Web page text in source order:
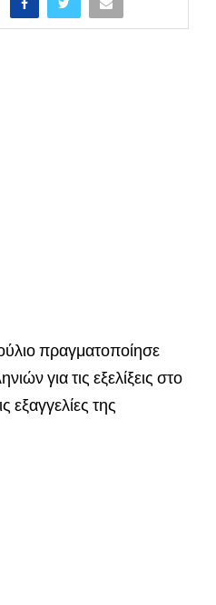
πραγματοποίησε
για τις εξελίξεις στο
εξαγγελίες της